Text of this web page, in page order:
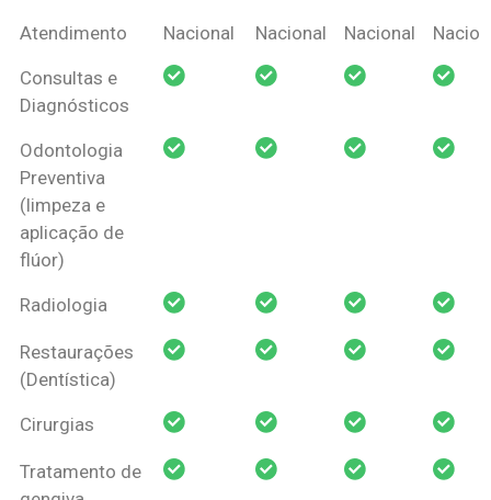
Coberturas
Pessoa Física
Nacional Criança Prótese
Atendimento Nacional Nacional Nacional
Consultas e
Diagnósticos
Odontologia
Preventiva
(limpeza e
aplicação de
flúor)
Radiologia
Restaurações
(Dentística)
Cirurgias
Tratamento de